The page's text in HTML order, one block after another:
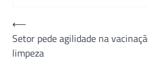
Navegação
de
Post
⟵
Setor pede agilidade na
limpeza